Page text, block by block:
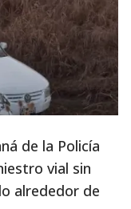
de la Policía
vial sin
alrededor de